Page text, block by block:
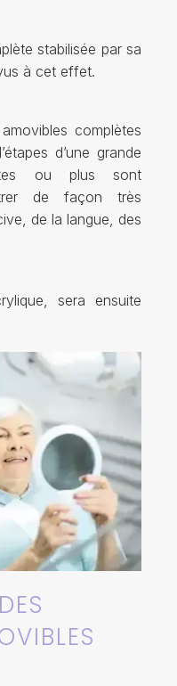
stabilisée par sa
à cet effet.
complètes
d’une grande
ou plus sont
de façon très
de la langue, des
sera ensuite